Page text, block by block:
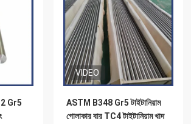
Gr5
VIDEO
ASTM B348 Gr5 টাইটানিয়াম
গোলাকার বার TC4 টাইটানিয়াম খাদ